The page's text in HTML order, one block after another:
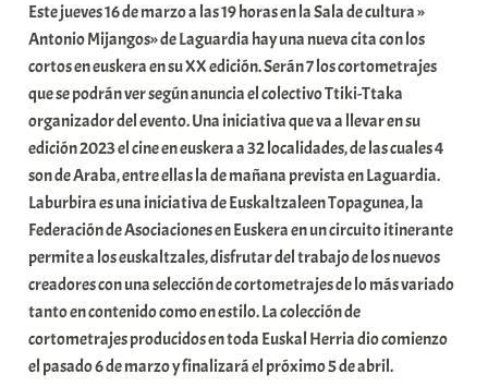
a
r
E
r
r
i
o
x
a
K
o
m
u
n
Este jueves 16 de marzo a las 19 horas en la Sala de cultura »
Antonio Mijangos» de Laguardia hay una nueva cita con los
cortos en euskera en su XX edición. Serán 7 los cortometrajes
que se podrán ver según anuncia el colectivo Ttiki-Ttaka
organizador del evento. Una iniciativa que va a llevar en su
edición 2023 el cine en euskera a 32 localidades, de las cuales 4
son de Araba, entre ellas la de mañana prevista en Laguardia.
Laburbira es una iniciativa de Euskaltzaleen Topagunea, la
Federación de Asociaciones en Euskera en un circuito itinerante
permite a los euskaltzales, disfrutar del trabajo de los nuevos
creadores con una selección de cortometrajes de lo más variado
tanto en contenido como en estilo. La colección de
cortometrajes producidos en toda Euskal Herria dio comienzo
el pasado 6 de marzo y finalizará el próximo 5 de abril.